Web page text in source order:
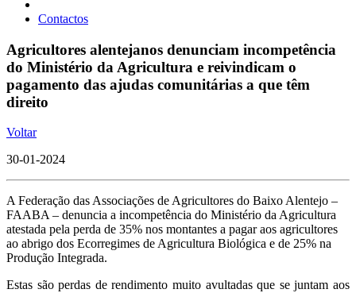
Contactos
Agricultores alentejanos denunciam incompetência
do Ministério da Agricultura e reivindicam o
pagamento das ajudas comunitárias a que têm
direito
Voltar
30-01-2024
A Federação das Associações de Agricultores do Baixo Alentejo –
FAABA – denuncia a incompetência do Ministério da Agricultura
atestada pela perda de 35% nos montantes a pagar aos agricultores
ao abrigo dos Ecorregimes de Agricultura Biológica e de 25% na
Produção Integrada.
Estas são perdas de rendimento muito avultadas que se juntam aos